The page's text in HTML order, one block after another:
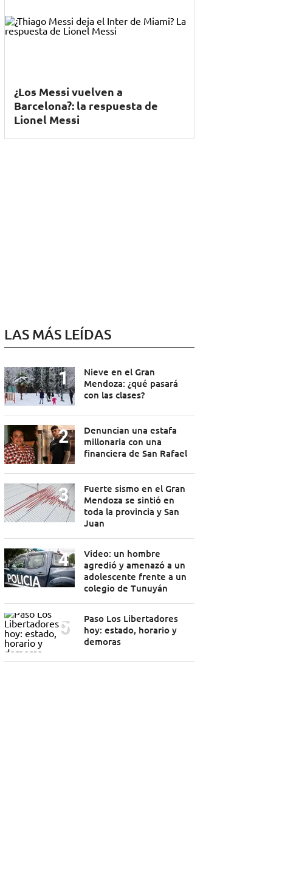
¿Los Messi vuelven a
Barcelona?: la respuesta de
Lionel Messi
LAS MÁS LEÍDAS
Nieve en el Gran
Mendoza: ¿qué pasará
con las clases?
Denuncian una estafa
millonaria con una
financiera de San Rafael
Fuerte sismo en el Gran
Mendoza se sintió en
toda la provincia y San
Juan
Video: un hombre
agredió y amenazó a un
adolescente frente a un
colegio de Tunuyán
Paso Los Libertadores
hoy: estado, horario y
demoras